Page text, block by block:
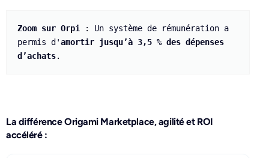
Zoom sur Orpi : Un système de rémunération a
permis d'amortir jusqu’à 3,5 % des dépenses
d’achats.
La différence Origami Marketplace, agilité et ROI
accéléré :